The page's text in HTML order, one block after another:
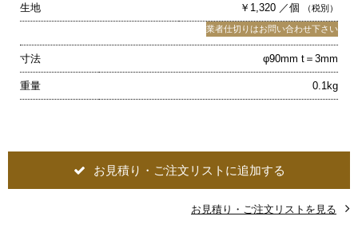
生地 ￥1,320 ／個 （税別）
業者仕切りはお問い合わせ下さい
寸法 φ90mm t＝3mm
重量 0.1kg
お見積り・ご注文リストに追加する
お見積り・ご注文リストを見る